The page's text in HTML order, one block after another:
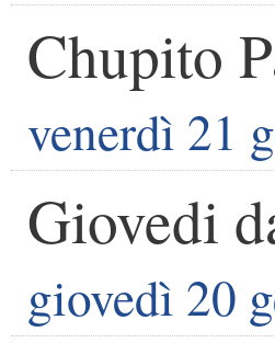
Chupito
venerdì 21
Giovedi
giovedì 20